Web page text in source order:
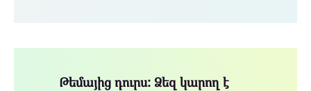
Թեմայից դուրս: Ձեզ կարող է